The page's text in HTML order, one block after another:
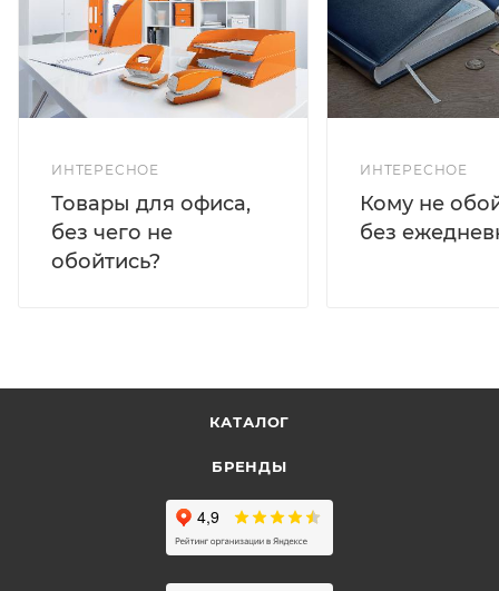
ИНТЕРЕСНОЕ
Товары для офиса,
без чего не
обойтись?
ИНТЕРЕСНОЕ
Кому не
без
КАТАЛОГ
БРЕНДЫ